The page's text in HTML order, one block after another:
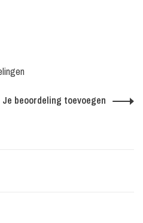
Je beoordeling toevoegen